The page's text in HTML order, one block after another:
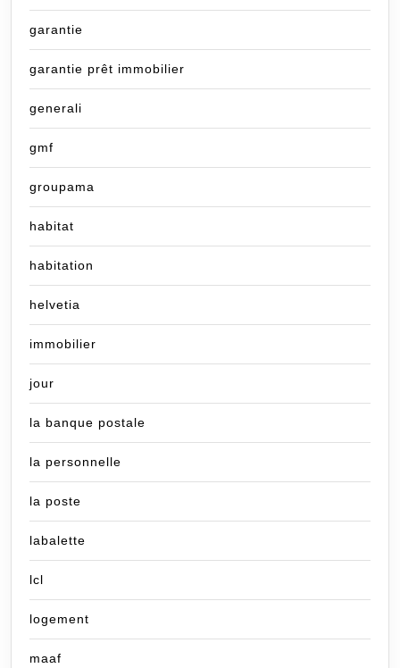
garantie
garantie prêt immobilier
generali
gmf
groupama
habitat
habitation
helvetia
immobilier
jour
la banque postale
la personnelle
la poste
labalette
lcl
logement
maaf